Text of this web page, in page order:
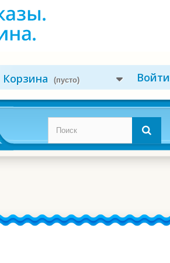
Войти
Корзина (пусто)